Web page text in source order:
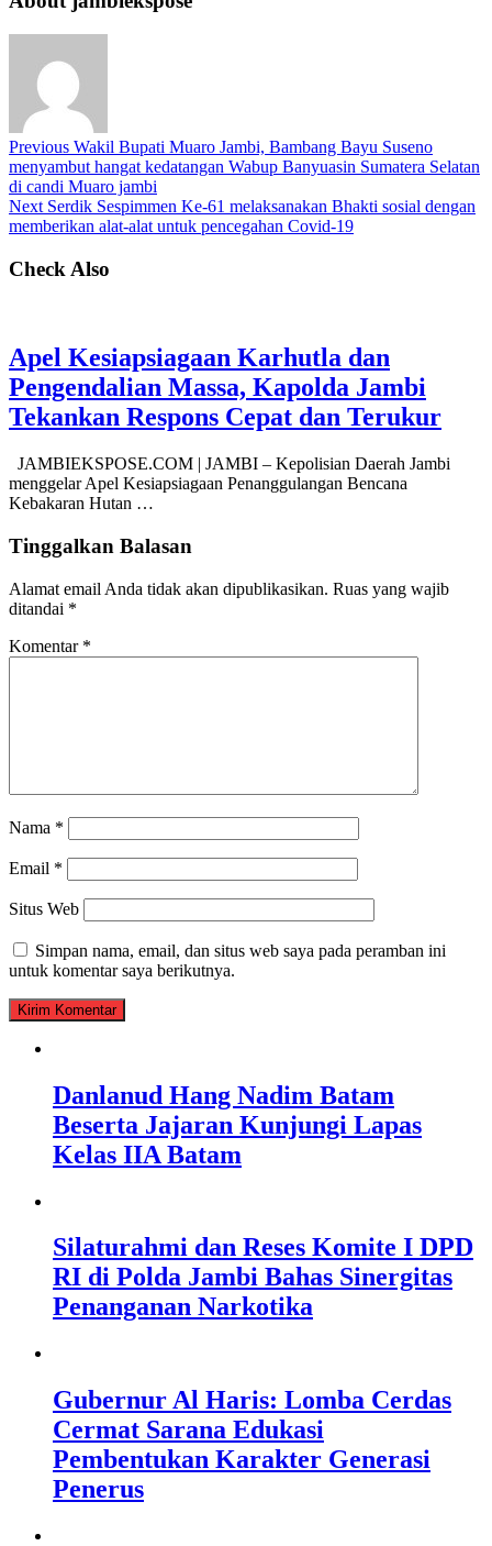
Previous Wakil Bupati Muaro Jambi, Bambang Bayu Suseno
menyambut hangat kedatangan Wabup Banyuasin Sumatera Selatan
di candi Muaro jambi
Next Serdik Sespimmen Ke-61 melaksanakan Bhakti sosial dengan
memberikan alat-alat untuk pencegahan Covid-19
Check Also
Apel Kesiapsiagaan Karhutla dan
Pengendalian Massa, Kapolda Jambi
Tekankan Respons Cepat dan Terukur
JAMBIEKSPOSE.COM | JAMBI – Kepolisian Daerah Jambi
menggelar Apel Kesiapsiagaan Penanggulangan Bencana
Kebakaran Hutan …
Tinggalkan Balasan
Alamat email Anda tidak akan dipublikasikan. Ruas yang wajib
ditandai *
Komentar *
Nama *
Email *
Situs Web
Simpan nama, email, dan situs web saya pada peramban ini
untuk komentar saya berikutnya.
Danlanud Hang Nadim Batam
Beserta Jajaran Kunjungi Lapas
Kelas IIA Batam
Silaturahmi dan Reses Komite I DPD
RI di Polda Jambi Bahas Sinergitas
Penanganan Narkotika
Gubernur Al Haris: Lomba Cerdas
Cermat Sarana Edukasi
Pembentukan Karakter Generasi
Penerus